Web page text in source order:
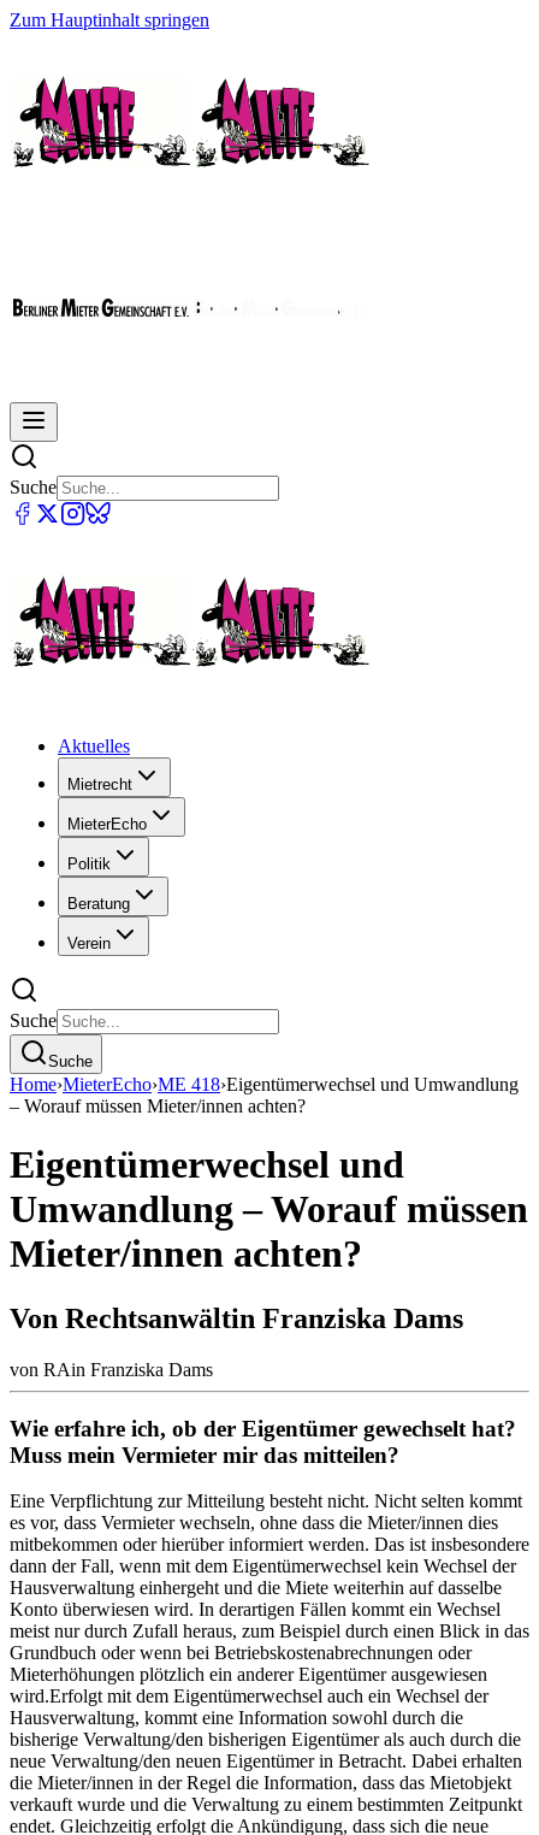
Zum Hauptinhalt springen
Suche
Aktuelles
Mietrecht
MieterEcho
Politik
Beratung
Verein
Suche
Suche
Home›MieterEcho›ME 418›Eigentümerwechsel und Umwandlung
– Worauf müssen Mieter/innen achten?
Eigentümerwechsel und
Umwandlung – Worauf müssen
Mieter/innen achten?
Von Rechtsanwältin Franziska Dams
von RAin Franziska Dams
Wie erfahre ich, ob der Eigentümer gewechselt hat?
Muss mein Vermieter mir das mitteilen?
Eine Verpflichtung zur Mitteilung besteht nicht. Nicht selten kommt
es vor, dass Vermieter wechseln, ohne dass die Mieter/innen dies
mitbekommen oder hierüber informiert werden. Das ist insbesondere
dann der Fall, wenn mit dem Eigentümerwechsel kein Wechsel der
Hausverwaltung einhergeht und die Miete weiterhin auf dasselbe
Konto überwiesen wird. In derartigen Fällen kommt ein Wechsel
meist nur durch Zufall heraus, zum Beispiel durch einen Blick in das
Grundbuch oder wenn bei Betriebskostenabrechnungen oder
Mieterhöhungen plötzlich ein anderer Eigentümer ausgewiesen
wird.Erfolgt mit dem Eigentümerwechsel auch ein Wechsel der
Hausverwaltung, kommt eine Information sowohl durch die
bisherige Verwaltung/den bisherigen Eigentümer als auch durch die
neue Verwaltung/den neuen Eigentümer in Betracht. Dabei erhalten
die Mieter/innen in der Regel die Information, dass das Mietobjekt
verkauft wurde und die Verwaltung zu einem bestimmten Zeitpunkt
endet. Gleichzeitig erfolgt die Ankündigung, dass sich die neue